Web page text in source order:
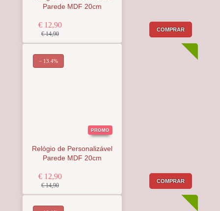
Parede MDF 20cm
€ 12,90
€ 14,90
COMPRAR
PROMO
Relógio de Personalizável
Parede MDF 20cm
€ 12,90
€ 14,90
COMPRAR
− 13.4%